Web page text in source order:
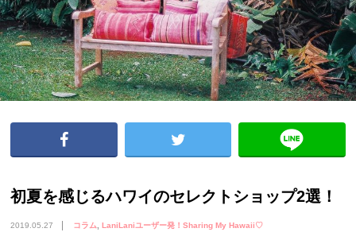
初夏を感じるハワイのセレクトショップ2選！
2019.05.27 コラム LaniLaniユーザー発！Sharing My Hawaii♡